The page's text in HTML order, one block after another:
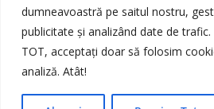
dumneavoastră pe saitul nostru,
publicitate și analizând date de trafic.
TOT, acceptați doar să folosim
analiză. Atât!